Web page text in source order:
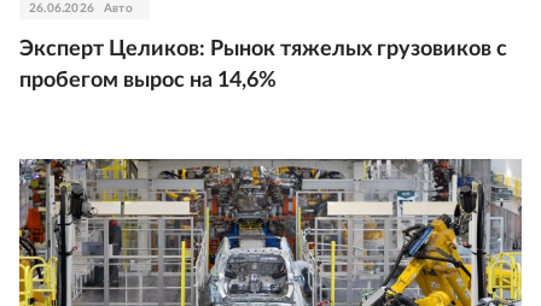
26.06.2026 Авто
Эксперт Целиков: Рынок тяжелых грузовиков с
пробегом вырос на 14,6%